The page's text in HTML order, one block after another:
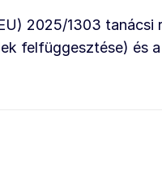
2025/1303 tanácsi
felfüggesztése) és a